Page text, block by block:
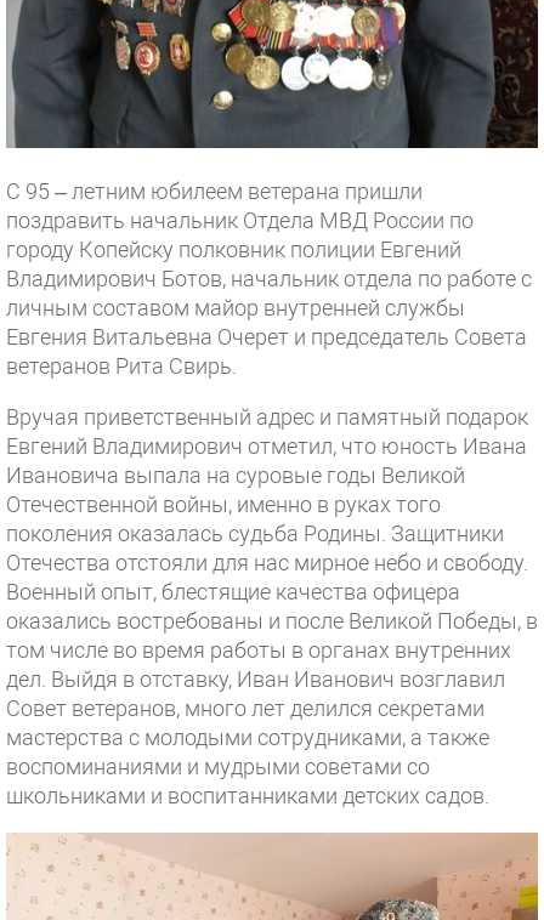
С 95 – летним юбилеем ветерана пришли
поздравить начальник Отдела МВД России по
городу Копейску полковник полиции Евгений
Владимирович Ботов, начальник отдела по работе с
личным составом майор внутренней службы
Евгения Витальевна Очерет и председатель Совета
ветеранов Рита Свирь.
Вручая приветственный адрес и памятный подарок
Евгений Владимирович отметил, что юность Ивана
Ивановича выпала на суровые годы Великой
Отечественной войны, именно в руках того
поколения оказалась судьба Родины. Защитники
Отечества отстояли для нас мирное небо и свободу.
Военный опыт, блестящие качества офицера
оказались востребованы и после Великой Победы, в
том числе во время работы в органах внутренних
дел. Выйдя в отставку, Иван Иванович возглавил
Совет ветеранов, много лет делился секретами
мастерства с молодыми сотрудниками, а также
воспоминаниями и мудрыми советами со
школьниками и воспитанниками детских садов.